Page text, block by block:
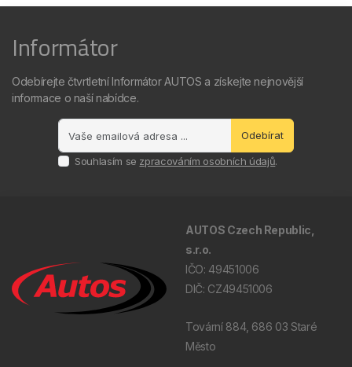
Informátor
Odebírejte čtvrtletní Informátor AUTOS a získejte nejnovější
informace o naší nabídce.
Odebírat
Souhlasím se zpracováním osobních údajů.
AUTOS Czech Republic,
s.r.o.
IČO: 49451006
DIČ: CZ49451006
Tovární 884, 686 03 Staré
Město